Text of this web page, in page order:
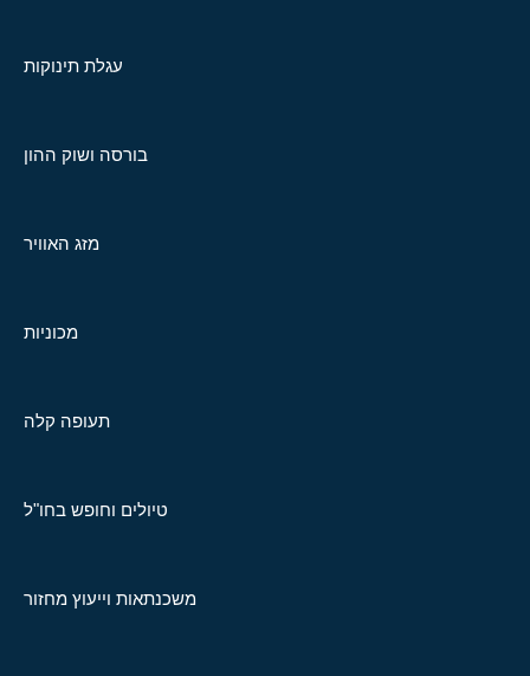
עגלת תינוקות
בורסה ושוק ההון
מזג האוויר
מכוניות
תעופה קלה
טיולים וחופש בחו"ל
משכנתאות וייעוץ מחזור